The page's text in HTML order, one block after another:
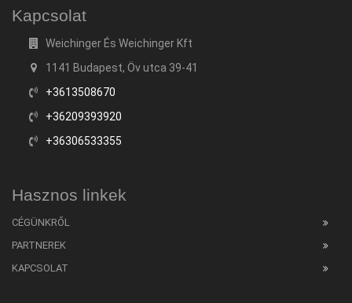
Kapcsolat
Weichinger És Weichinger Kft
1141 Budapest, Öv utca 39-41
+3613508670
+36209393920
+36306533355
Hasznos linkek
CÉGÜNKRŐL
PARTNEREK
KAPCSOLAT